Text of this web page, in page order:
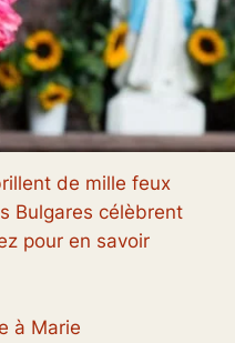
de mille feux
Bulgares célèbrent
pour en savoir
à Marie